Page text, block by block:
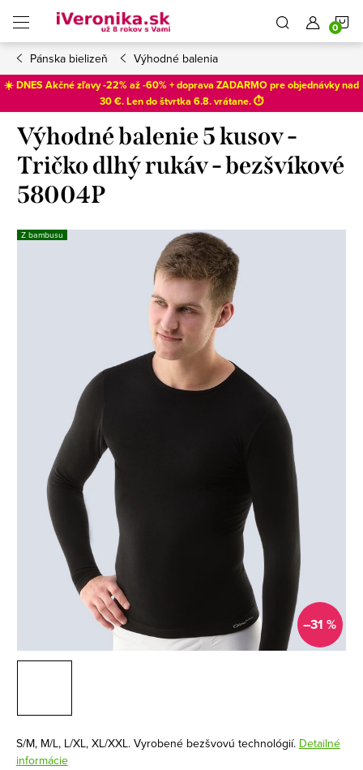
obsah
Pánska bielizeň Výhodné balenia
☀️ DNES Akčné zľavy -22% až -60% + doprava ZADARMO pre objednávky nad
30 €. Len doštvrtka 6.8. vrátane. ⏱️
Výhodné balenie 5 kusov -
Tričko dlhý rukáv - bezšvíkové
58004P
Z bambusu
–31 %
S/M, M/L, L/XL, XL/XXL. Vyrobené bezšvovú technológií. Detailné
informácie